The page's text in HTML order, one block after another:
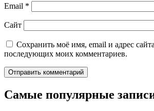
Email *
Сайт
Сохранить моё имя, email и адрес
последующих моих комментариев.
Самые популярные